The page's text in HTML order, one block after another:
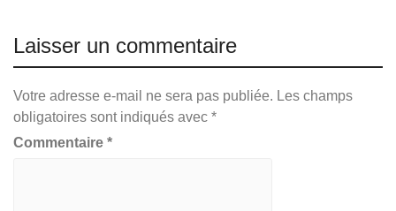
Laisser un commentaire
Votre adresse e-mail ne sera pas publiée. Les champs
obligatoires sont indiqués avec *
Commentaire *